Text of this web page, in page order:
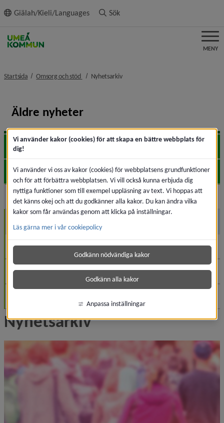
innehållet
Giälah/Kieli/Languages Sök
MENY
Startsida Omsorg och stöd nivå i brödsmulenavigeringen
Nyhetsarkivnivå i brödsmulenavigeringen
Äldre nyheter
2026
2025
2024
November (3)
Oktober (1)
Nyhetsarkiv
Vi använder kakor (cookies) för att skapa en bättre webbplats för
dig!
Vi använder vi oss av kakor (cookies) för webbplatsens grundfunktioner
och för att förbättra webbplatsen. Vi vill också kunna erbjuda dig
nyttiga funktioner som till exempel uppläsning av text. Vi hoppas att
det känns okej och att du godkänner alla kakor. Du kan ändra vilka
kakor som får användas genom att klicka på inställningar.
Läs gärna mer i vår cookiepolicy
Godkänn nödvändiga kakor
Godkänn alla kakor
Anpassa inställningar